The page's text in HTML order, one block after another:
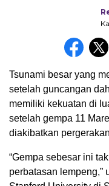
Tsunami besar yang
setelah guncangan
memiliki kekuatan di
setelah gempa 11
diakibatkan
“Gempa sebesar ini
perbatasan lempeng,”